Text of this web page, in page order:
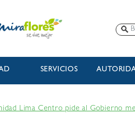
SERVICIOS
Lima Centro pide al Gobierno